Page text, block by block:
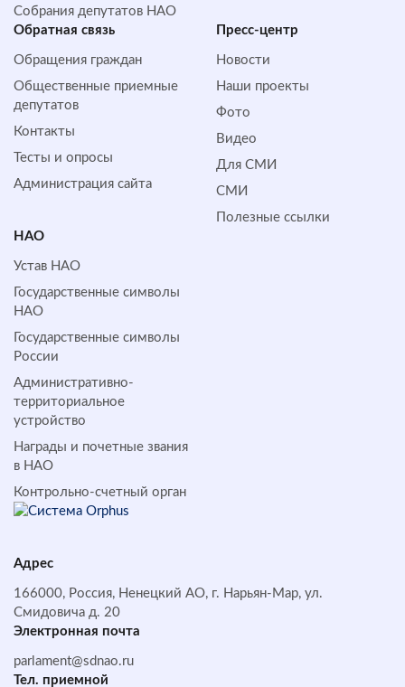
Собрания депутатов НАО
Обратная cвязь
Обращения граждан
Общественные приемные
депутатов
Контакты
Тесты и опросы
Администрация сайта
Пресс-центр
Новости
Наши проекты
Фото
Видео
Для СМИ
СМИ
Полезные ссылки
НАО
Устав НАО
Государственные символы
НАО
Государственные символы
России
Административно-
территориальное
устройство
Награды и почетные звания
в НАО
Контрольно-счетный орган
Адрес
166000, Россия, Ненецкий АО, г. Нарьян-Мар, ул.
Смидовича д. 20
Электронная почта
parlament@sdnao.ru
Тел. приемной